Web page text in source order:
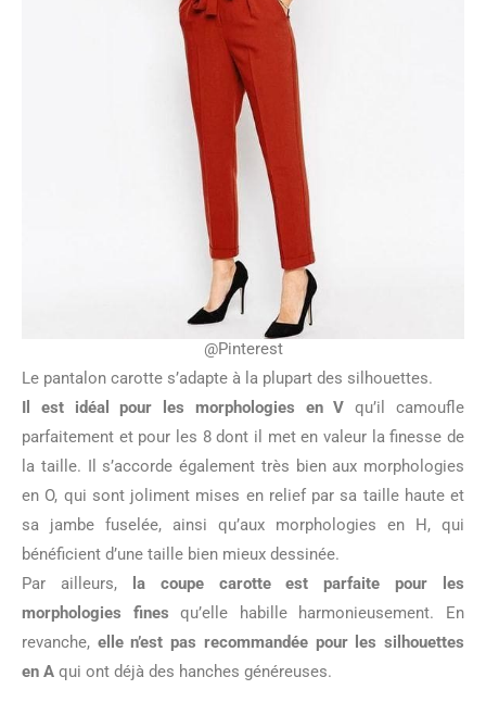
@Pinterest
Le pantalon carotte s’adapte à la plupart des silhouettes.
Il est idéal pour les morphologies en V qu’il camoufle
parfaitement et pour les 8 dont il met en valeur la finesse de
la taille. Il s’accorde également très bien aux morphologies
en O, qui sont joliment mises en relief par sa taille haute et
sa jambe fuselée, ainsi qu’aux morphologies en H, qui
bénéficient d’une taille bien mieux dessinée.
Par ailleurs,
la coupe carotte est parfaite pour les
morphologies fines qu’elle habille harmonieusement. En
revanche, elle n’est pas recommandée pour les silhouettes
en A qui ont déjà des hanches généreuses.